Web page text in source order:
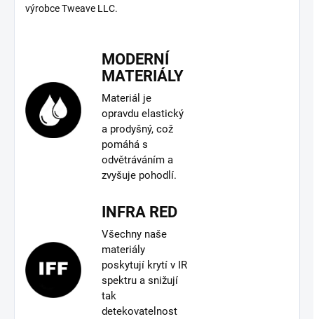
výrobce Tweave LLC.
MODERNÍ
MATERIÁLY
Materiál je
opravdu elastický
a prodyšný, což
pomáhá s
odvětráváním a
zvyšuje pohodlí.
INFRA RED
Všechny naše
materiály
poskytují krytí v IR
spektru a snižují
tak
detekovatelnost